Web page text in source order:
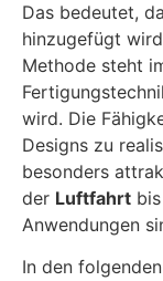
Das bedeutet,
hinzugefügt
Methode steht
wird. Die
Designs zu
besonders
der Luftfahrt
Anwendungen
In den